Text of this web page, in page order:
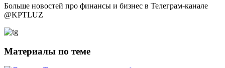
Больше новостей про финансы и бизнес в Телеграм-канале
@KPTLUZ
Материалы по теме